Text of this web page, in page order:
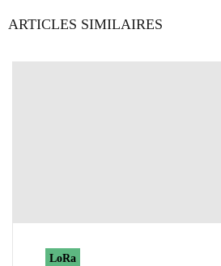
ARTICLES SIMILAIRES
LoRa